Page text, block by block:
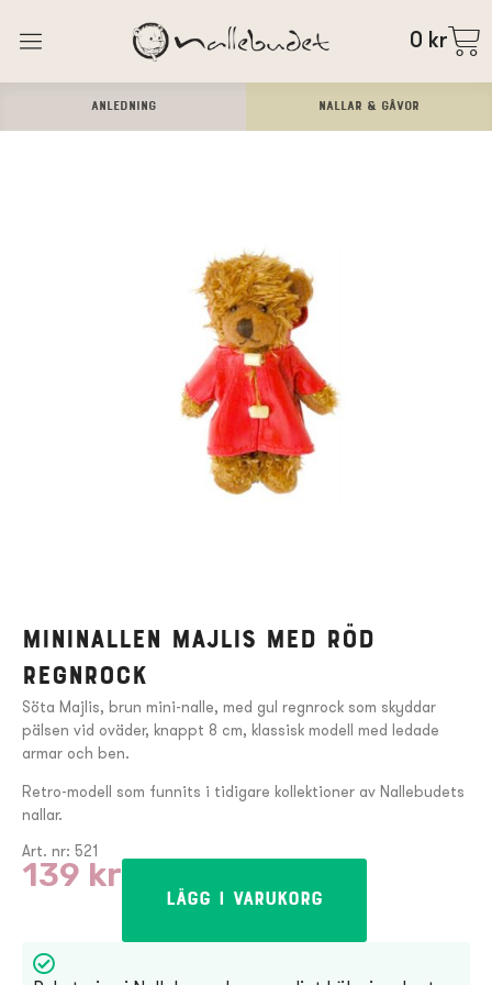
0 kr
ANLEDNING Nallar & Gåvor
Mininallen Majlis med röd
regnrock
Söta Majlis, brun mini-nalle, med gul regnrock som skyddar
pälsen vid oväder, knappt 8 cm, klassisk modell med ledade
armar och ben.
Retro-modell som funnits i tidigare kollektioner av Nallebudets
nallar.
Art. nr: 521
139 kr
Lägg i varukorg